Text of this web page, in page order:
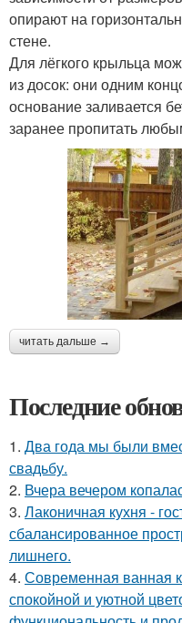
опирают на
стене.
Для лёгкого крыльца
из досок: они одним
основание заливается
заранее пропитать
читать дальше →
Последние
1. Два года мы были
свадьбу.
2. Вчера вечером
3. Лаконичная кухня -
сбалансированное
лишнего.
4. Современная ванная
спокойной и уютной